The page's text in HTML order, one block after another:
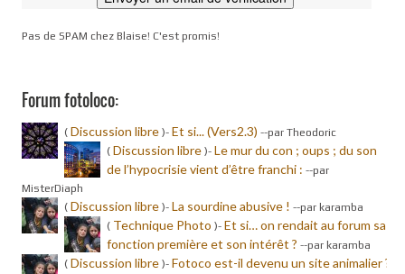
Pas de SPAM chez Blaise! C'est promis!
Forum fotoloco:
( Discussion libre )- Et si... (Vers2.3) --par Theodoric
( Discussion libre )- Le mur du con ; oups ; du son
de l’hypocrisie vient d’être franchi : --par
MisterDiaph
( Discussion libre )- La sourdine abusive ! --par karamba
( Technique Photo )- Et si… on rendait au forum sa
fonction première et son intérêt ? --par karamba
( Discussion libre )- Fotoco est-il devenu un site animalier ?